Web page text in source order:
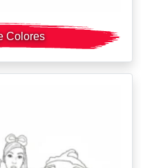
Colores